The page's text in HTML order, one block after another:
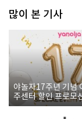
많이 본 기사
야놀자17주년 기념
주센터 할인 프로모